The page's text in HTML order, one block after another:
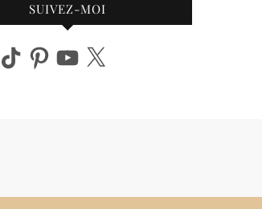
SUIVEZ-MOI
TikTok PinterestYouTube
X